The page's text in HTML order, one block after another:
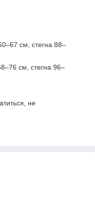
см, стегна 88–
см, стегна 96–
не